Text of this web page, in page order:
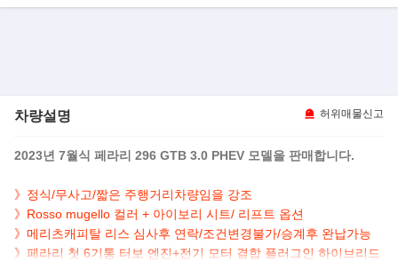
차량설명 허위매물신고
2023년 7월식 페라리 296 GTB 3.0 PHEV 모델을 판매합니다.
》정식/무사고/짧은 주행거리차량임을 강조
》Rosso mugello 컬러 + 아이보리 시트/ 리프트 옵션
》메리츠캐피탈 리스 심사후 연락/조건변경불가/승계후 완납가능
》페라리 첫 6기통 터보 엔진+전기 모터 결합 플러그인 하이브리드